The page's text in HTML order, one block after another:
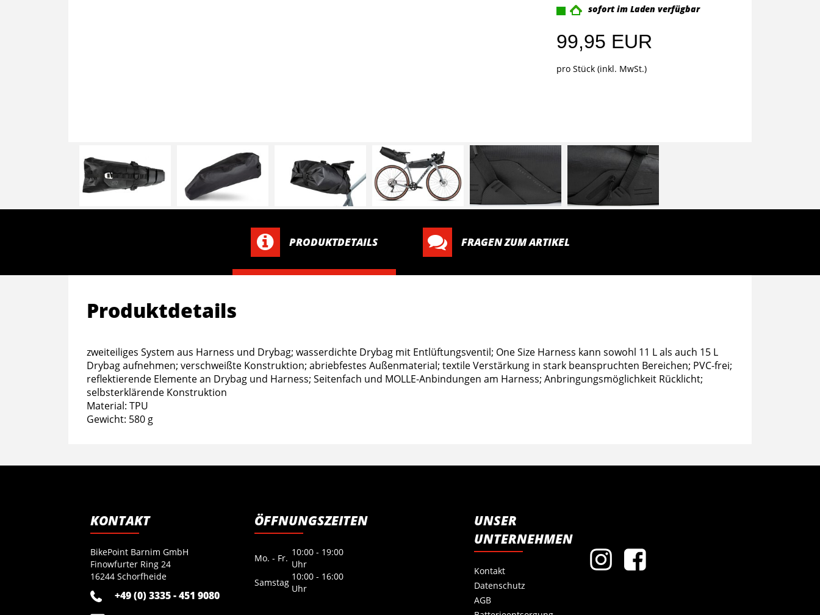
sofort im Laden verfügbar
99,95 EUR
pro Stück (inkl. MwSt.)
PRODUKTDETAILS FRAGEN ZUM ARTIKEL
Produktdetails
zweiteiliges System aus Harness und Drybag; wasserdichte Drybag mit Entlüftungsventil; One Size Harness kann sowohl 11 L als auch 15 L
Drybag aufnehmen; verschweißte Konstruktion; abriebfestes Außenmaterial; textile Verstärkung in stark beanspruchten Bereichen; PVC-frei;
reflektierende Elemente an Drybag und Harness; Seitenfach und MOLLE-Anbindungen am Harness; Anbringungsmöglichkeit Rücklicht;
selbsterklärende Konstruktion
Material: TPU
Gewicht: 580 g
KONTAKT
BikePoint Barnim GmbH
Finowfurter Ring 24
16244 Schorfheide
+49 (0) 3335 - 451 9080
ÖFFNUNGSZEITEN
Mo. - Fr.
10:00 - 19:00
Uhr
Samstag
10:00 - 16:00
Uhr
UNSER
UNTERNEHMEN
Kontakt
Datenschutz
AGB